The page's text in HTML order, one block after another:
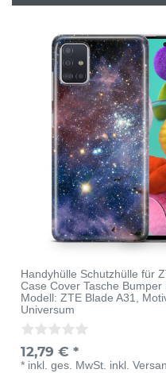
Handyhülle Schutzhülle für
Case Cover Tasche Bumper
Modell: ZTE Blade A31,
Universum
12,79 € *
* inkl. ges. MwSt. inkl.